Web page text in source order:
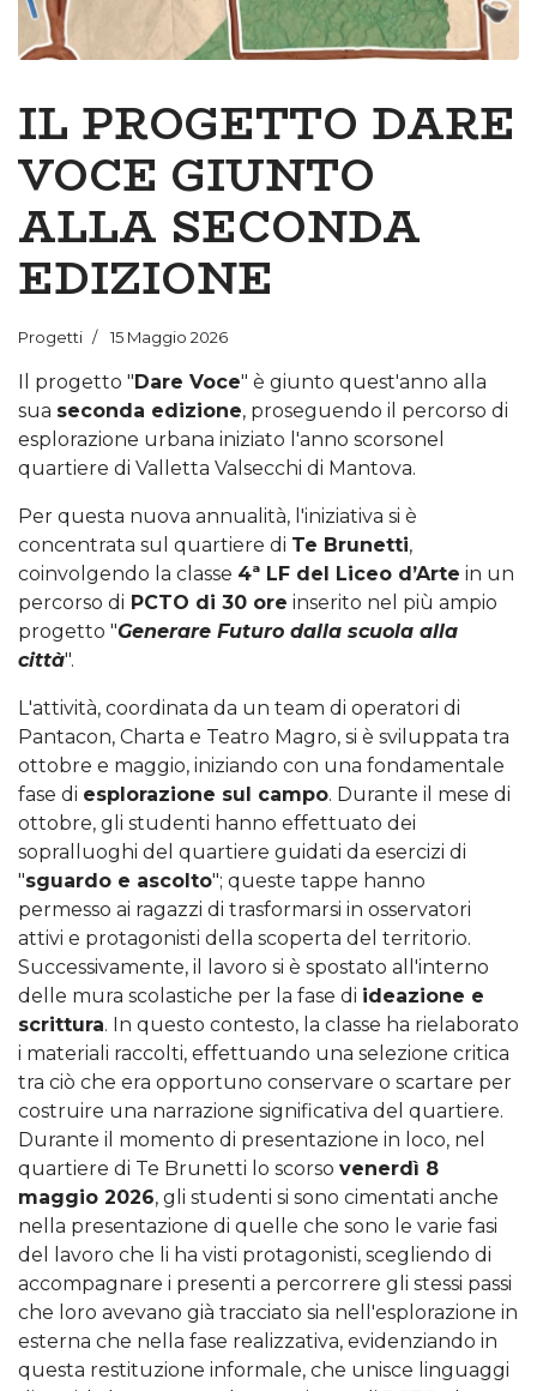
IL PROGETTO DARE
VOCE GIUNTO
ALLA SECONDA
EDIZIONE
Progetti 15 Maggio 2026
Il progetto "Dare Voce" è giunto quest'anno alla
sua seconda edizione, proseguendo il percorso di
esplorazione urbana iniziato l'anno scorsonel
quartiere di Valletta Valsecchi di Mantova.
Per questa nuova annualità, l'iniziativa si è
concentrata sul quartiere di Te Brunetti,
coinvolgendo la classe 4ª LF del Liceo d’Arte in un
percorso di PCTO di 30 ore inserito nel più ampio
progetto "Generare Futuro dalla scuola alla
città".
L'attività, coordinata da un team di operatori di
Pantacon, Charta e Teatro Magro, si è sviluppata tra
ottobre e maggio, iniziando con una fondamentale
fase di esplorazione sul campo. Durante il mese di
ottobre, gli studenti hanno effettuato dei
sopralluoghi del quartiere guidati da esercizi di
"sguardo e ascolto"; queste tappe hanno
permesso ai ragazzi di trasformarsi in osservatori
attivi e protagonisti della scoperta del territorio.
Successivamente, il lavoro si è spostato all'interno
delle mura scolastiche per la fase di ideazione e
scrittura. In questo contesto, la classe ha rielaborato
i materiali raccolti, effettuando una selezione critica
tra ciò che era opportuno conservare o scartare per
costruire una narrazione significativa del quartiere.
Durante il momento di presentazione in loco, nel
quartiere di Te Brunetti lo scorso venerdì 8
maggio 2026, gli studenti si sono cimentati anche
nella presentazione di quelle che sono le varie fasi
del lavoro che li ha visti protagonisti, scegliendo di
accompagnare i presenti a percorrere gli stessi passi
che loro avevano già tracciato sia nell'esplorazione in
esterna che nella fase realizzativa, evidenziando in
questa restituzione informale, che unisce linguaggi